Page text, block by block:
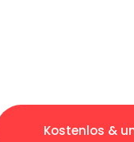
Kostenlos &